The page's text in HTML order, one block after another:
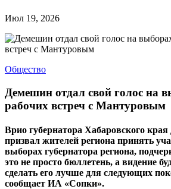
Июл 19, 2026
Общество
Демешин отдал свой голос на
рабочих встреч с Мантуровым
Врио губернатора Хабаровского
призвал жителей региона принять
выборах губернатора региона,
это не просто бюллетень, а видение
сделать его лучше для следующих
сообщает ИА «Сопки».